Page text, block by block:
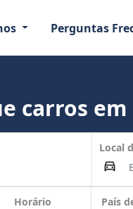
Perguntas
carros
Local
Horário País